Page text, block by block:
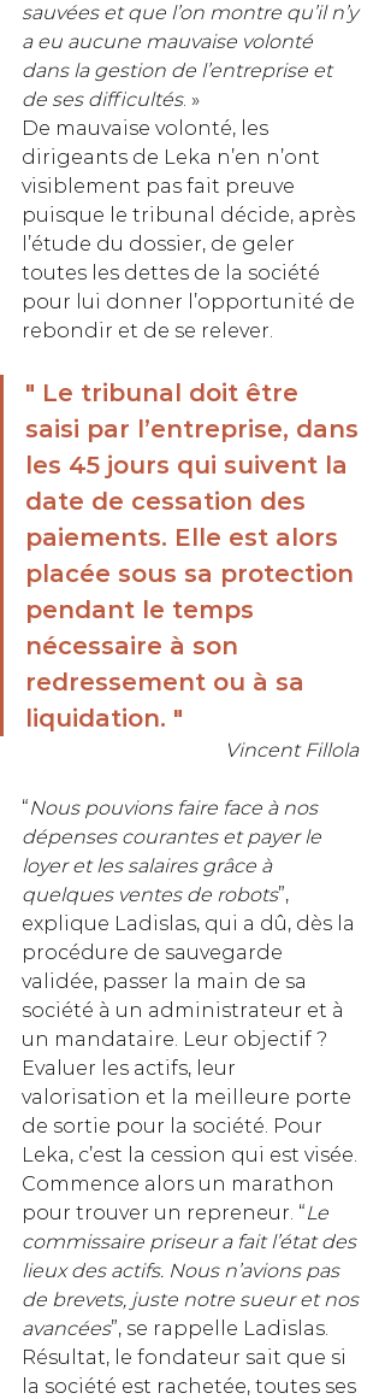
sauvées et que l’on montre qu’il n’y
a eu aucune mauvaise volonté
dans la gestion de l’entreprise et
de ses difficultés. »
De mauvaise volonté, les
dirigeants de Leka n’en n’ont
visiblement pas fait preuve
puisque le tribunal décide, après
l’étude du dossier, de geler
toutes les dettes de la société
pour lui donner l’opportunité de
rebondir et de se relever.
" Le tribunal doit être
saisi par l’entreprise, dans
les 45 jours qui suivent la
date de cessation des
paiements. Elle est alors
placée sous sa protection
pendant le temps
nécessaire à son
redressement ou à sa
liquidation. "
Vincent Fillola
“Nous pouvions faire face à nos
dépenses courantes et payer le
loyer et les salaires grâce à
quelques ventes de robots”,
explique Ladislas, qui a dû, dès la
procédure de sauvegarde
validée, passer la main de sa
société à un administrateur et à
un mandataire. Leur objectif ?
Evaluer les actifs, leur
valorisation et la meilleure porte
de sortie pour la société. Pour
Leka, c’est la cession qui est visée.
Commence alors un marathon
pour trouver un repreneur. “Le
commissaire priseur a fait l’état des
lieux des actifs. Nous n’avions pas
de brevets, juste notre sueur et nos
avancées”, se rappelle Ladislas.
Résultat, le fondateur sait que si
la société est rachetée, toutes ses